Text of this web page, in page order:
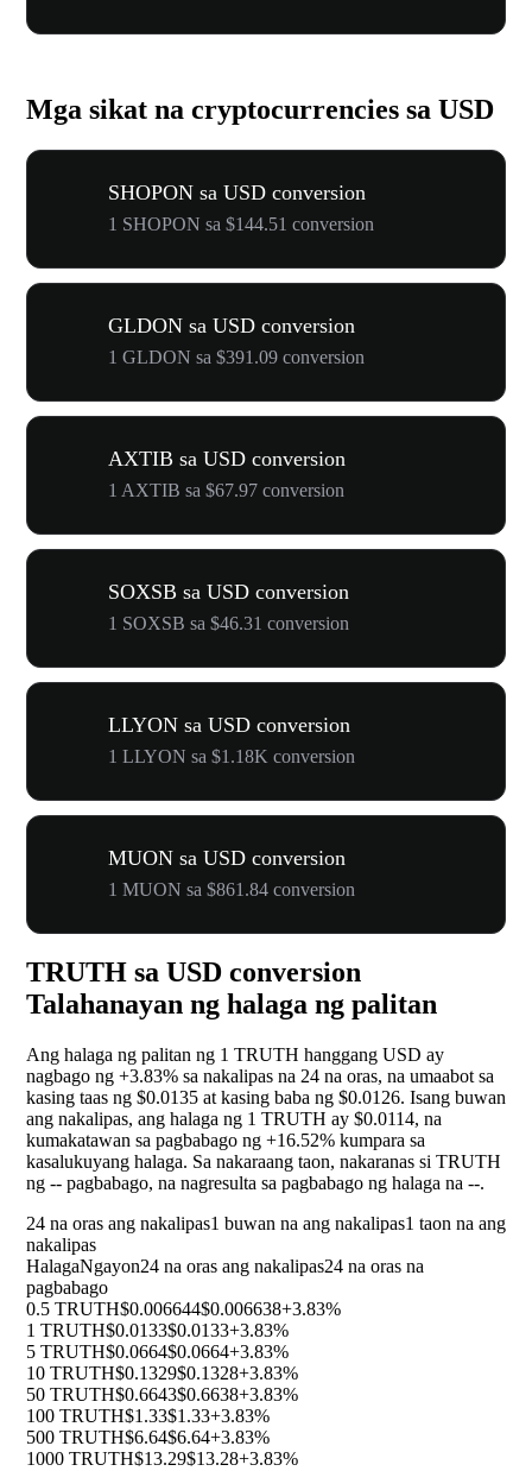
Mga sikat na cryptocurrencies sa USD
SHOPON sa USD conversion
1 SHOPON sa $144.51 conversion
GLDON sa USD conversion
1 GLDON sa $391.09 conversion
AXTIB sa USD conversion
1 AXTIB sa $67.97 conversion
SOXSB sa USD conversion
1 SOXSB sa $46.31 conversion
LLYON sa USD conversion
1 LLYON sa $1.18K conversion
MUON sa USD conversion
1 MUON sa $861.84 conversion
TRUTH sa USD conversion
Talahanayan ng halaga ng palitan
Ang halaga ng palitan ng 1 TRUTH hanggang USD ay
nagbago ng +3.83% sa nakalipas na 24 na oras, na umaabot sa
kasing taas ng $0.0135 at kasing baba ng $0.0126. Isang buwan
ang nakalipas, ang halaga ng 1 TRUTH ay $0.0114, na
kumakatawan sa pagbabago ng +16.52% kumpara sa
kasalukuyang halaga. Sa nakaraang taon, nakaranas si TRUTH
ng -- pagbabago, na nagresulta sa pagbabago ng halaga na --.
24 na oras ang nakalipas1 buwan na ang nakalipas1 taon na ang
nakalipas
HalagaNgayon24 na oras ang nakalipas24 na oras na
pagbabago
0.5 TRUTH$0.006644$0.006638+3.83%
1 TRUTH$0.0133$0.0133+3.83%
5 TRUTH$0.0664$0.0664+3.83%
10 TRUTH$0.1329$0.1328+3.83%
50 TRUTH$0.6643$0.6638+3.83%
100 TRUTH$1.33$1.33+3.83%
500 TRUTH$6.64$6.64+3.83%
1000 TRUTH$13.29$13.28+3.83%